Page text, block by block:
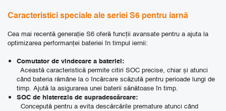
Caracteristici speciale ale seriei S6 pentru iarnă
Cea mai recentă generație S6 oferă funcții avansate pentru a ajuta la
optimizarea performanței bateriei în timpul iernii:
Comutator de vindecare a bateriei:
Această caracteristică permite citiri SOC precise, chiar și atunci
când bateria rămâne la o încărcare scăzută pentru perioade lungi de
timp. Ajută la asigurarea unei baterii sănătoase în timp.
SOC de histerezis de supradescărcare:
Concepută pentru a evita descărcările premature atunci când